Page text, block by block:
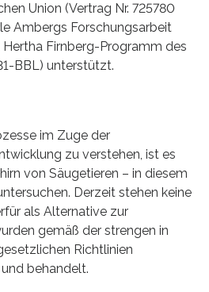
Union (Vertrag Nr. 725780
Ambergs Forschungsarbeit
Firnberg-Programm des
BBL) unterstützt.
im Zuge der
zu verstehen, ist es
von Säugetieren – in diesem
Derzeit stehen keine
als Alternative zur
gemäß der strengen in
Richtlinien
behandelt.